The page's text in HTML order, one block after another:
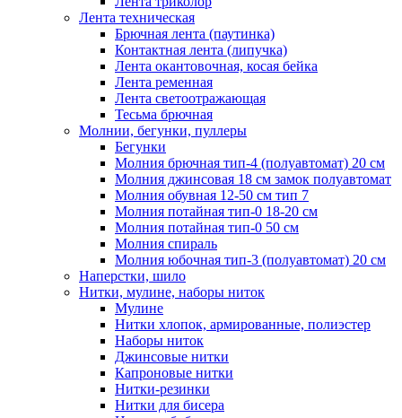
Лента техническая
Брючная лента (паутинка)
Контактная лента (липучка)
Лента окантовочная, косая бейка
Лента ременная
Лента светоотражающая
Тесьма брючная
Молнии, бегунки, пуллеры
Бегунки
Молния брючная тип-4 (полуавтомат) 20 см
Молния джинсовая 18 см замок полуавтомат
Молния обувная 12-50 см тип 7
Молния потайная тип-0 18-20 см
Молния потайная тип-0 50 см
Молния спираль
Молния юбочная тип-3 (полуавтомат) 20 см
Наперстки, шило
Нитки, мулине, наборы ниток
Мулине
Нитки хлопок, армированные, полиэстер
Наборы ниток
Джинсовые нитки
Капроновые нитки
Нитки-резинки
Нитки для бисера